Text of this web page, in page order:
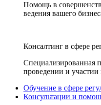
Помощь в
ведения вашего
Консалтинг в сфере
Специализированная
проведении и
Обучение в сфере
Консультации и